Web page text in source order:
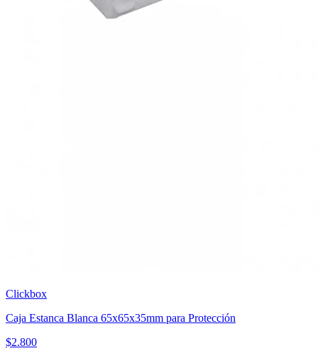
Clickbox
Caja Estanca Blanca 65x65x35mm para Protección
$2.800